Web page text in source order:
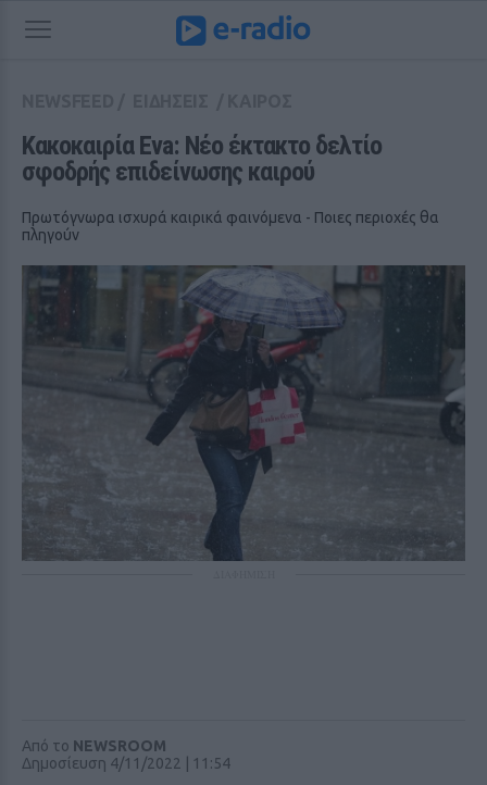
Κακοκαιρία Eva: Νέο έκτακτο δελτίο
σφοδρής επιδείνωσης καιρού
Πρωτόγνωρα ισχυρά καιρικά φαινόμενα - Ποιες περιοχές θα
πληγούν
Από το NEWSROOM
Δημοσίευση 4/11/2022 | 11:54